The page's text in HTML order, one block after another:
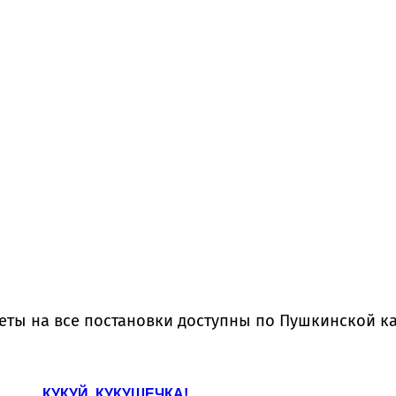
на все постановки доступны по Пушкинской